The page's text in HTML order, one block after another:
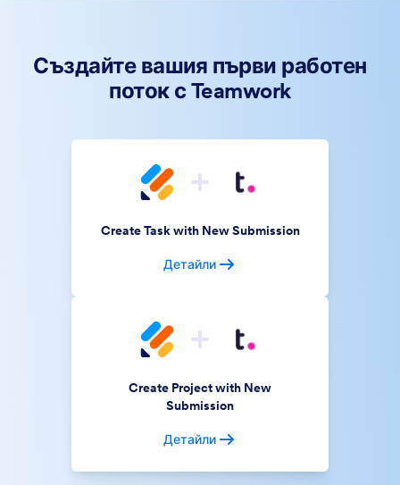
Създайте вашия първи работен
поток с Teamwork
Create Task with New Submission
Детайли
Create Project with New
Submission
Детайли